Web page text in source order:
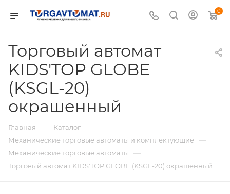
0
Торговый автомат
KIDS'TOP GLOBE
(KSGL-20)
окрашенный
Главная — Каталог —
Механические торговые автоматы и комплектующие —
Механические торговые автоматы —
Торговый автомат KIDS'TOP GLOBE (KSGL-20) окрашенный